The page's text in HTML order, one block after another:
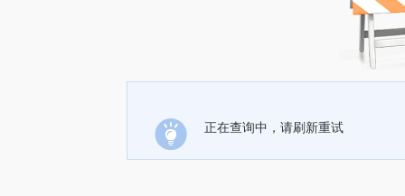
正在查询中，请刷新重试